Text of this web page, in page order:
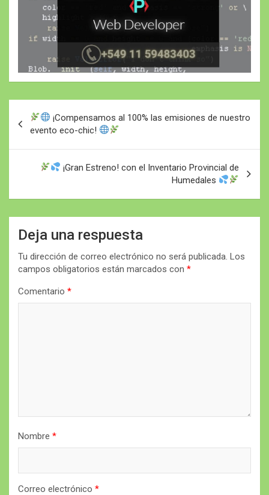
Navegación
de
entradas
¡Compensamos al 100% las emisiones de nuestro
evento eco-chic!
¡Gran Estreno! con el Inventario Provincial de
Humedales
Deja una respuesta
Tu dirección de correo electrónico no será publicada. Los
campos obligatorios están marcados con *
Comentario *
Nombre *
Correo electrónico *